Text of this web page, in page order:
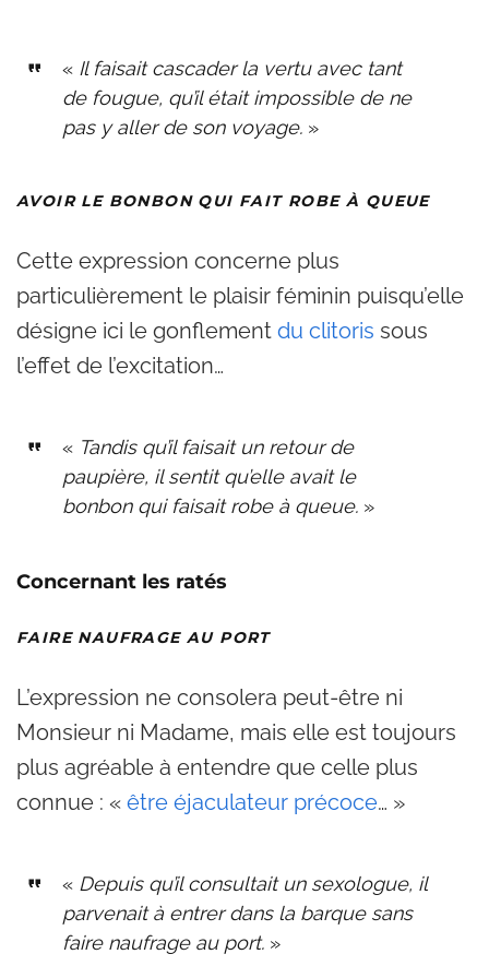
« Il faisait cascader la vertu avec tant
de fougue, qu’il était impossible de ne
pas y aller de son voyage. »
AVOIR LE BONBON QUI FAIT ROBE À QUEUE
Cette expression concerne plus
particulièrement le plaisir féminin puisqu’elle
désigne ici le gonflement du clitoris sous
l’effet de l’excitation…
« Tandis qu’il faisait un retour de
paupière, il sentit qu’elle avait le
bonbon qui faisait robe à queue. »
Concernant les ratés
FAIRE NAUFRAGE AU PORT
L’expression ne consolera peut-être ni
Monsieur ni Madame, mais elle est toujours
plus agréable à entendre que celle plus
connue : « être éjaculateur précoce… »
« Depuis qu’il consultait un sexologue, il
parvenait à entrer dans la barque sans
faire naufrage au port. »